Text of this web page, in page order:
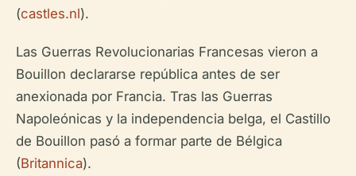
(castles.nl).
Las Guerras Revolucionarias Francesas vieron a
Bouillon declararse república antes de ser
anexionada por Francia. Tras las Guerras
Napoleónicas y la independencia belga, el Castillo
de Bouillon pasó a formar parte de Bélgica
(Britannica).